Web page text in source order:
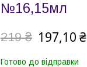
№16,15мл
219 ₴ 197,10 ₴
Готово до відправки